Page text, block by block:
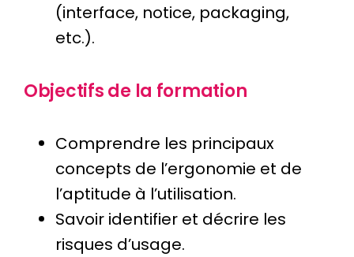
(interface, notice, packaging,
etc.).
Objectifs de la formation
Comprendre les principaux
concepts de l’ergonomie et de
l’aptitude à l’utilisation.
Savoir identifier et décrire les
risques d’usage.